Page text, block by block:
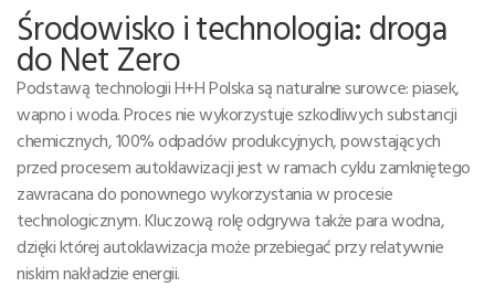
Środowisko i technologia: droga
do Net Zero
Podstawą technologii H+H Polska są naturalne surowce: piasek,
wapno i woda. Proces nie wykorzystuje szkodliwych substancji
chemicznych, 100% odpadów produkcyjnych, powstających
przed procesem autoklawizacji jest w ramach cyklu zamkniętego
zawracana do ponownego wykorzystania w procesie
technologicznym. Kluczową rolę odgrywa także para wodna,
dzięki której autoklawizacja może przebiegać przy relatywnie
niskim nakładzie energii.